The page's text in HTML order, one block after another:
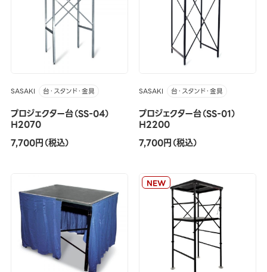
SASAKI 台・スタンド・金具
プロジェクター台（SS-04）
H2070
7,700円（税込）
SASAKI 台・スタンド・金具
プロジェクター台（SS-01）
H2200
7,700円（税込）
NEW